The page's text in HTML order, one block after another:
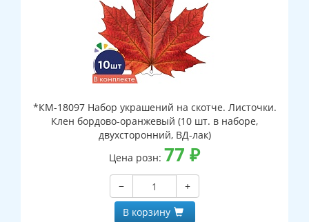
*КМ-18097 Набор украшений на скотче. Листочки.
Клен бордово-оранжевый (10 шт. в наборе,
двухсторонний, ВД-лак)
Цена розн: 77 ₽
−
+
В корзину